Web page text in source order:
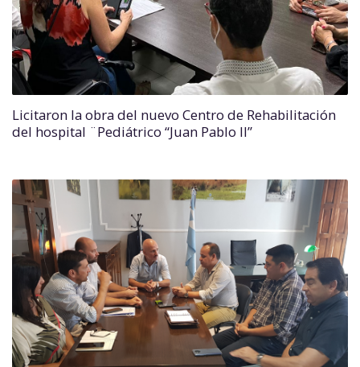
Licitaron la obra del nuevo Centro de Rehabilitación
del hospital ¨Pediátrico “Juan Pablo II”